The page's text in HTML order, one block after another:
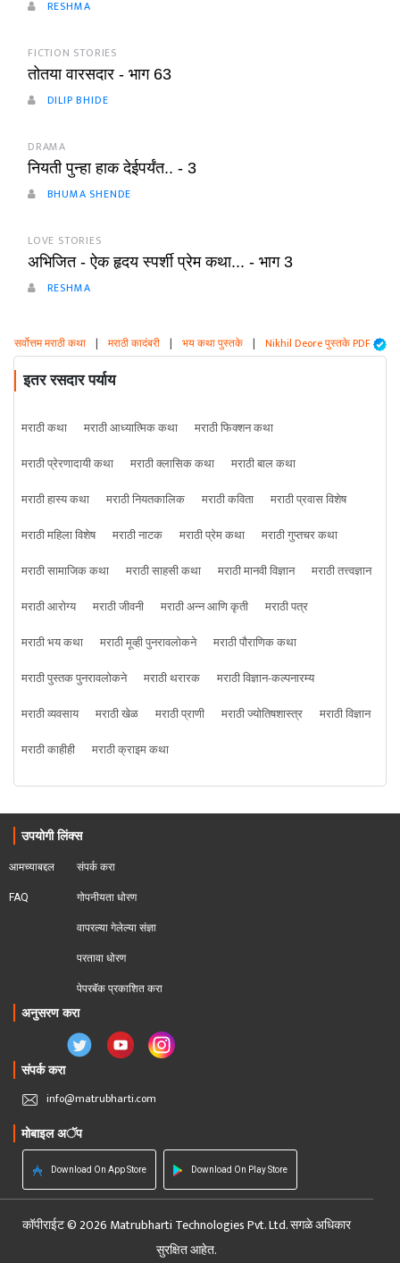
RESHMA
FICTION STORIES
तोतया वारसदार - भाग 63
DILIP BHIDE
DRAMA
नियती पुन्हा हाक देईपर्यंत.. - 3
BHUMA SHENDE
LOVE STORIES
अभिजित - ऐक हृदय स्पर्शी प्रेम कथा... - भाग 3
RESHMA
सर्वोत्तम मराठी कथा | मराठी कादंबरी | भय कथा पुस्तके | Nikhil Deore पुस्तके PDF
इतर रसदार पर्याय
मराठी कथा मराठी आध्यात्मिक कथा
मराठी फिक्शन कथा
मराठी प्रेरणादायी कथा
मराठी क्लासिक कथा
मराठी बाल कथा
मराठी हास्य कथा
मराठी नियतकालिक मराठी कविता
मराठी प्रवास विशेष
मराठी महिला विशेष
मराठी नाटक मराठी प्रेम कथा
मराठी गुप्तचर कथा
मराठी सामाजिक कथा
मराठी साहसी कथा मराठी मानवी विज्ञान
मराठी तत्त्वज्ञान
मराठी आरोग्य
मराठी जीवनी मराठी अन्न आणि कृती
मराठी पत्र
मराठी भय कथा
मराठी मूव्ही पुनरावलोकने
मराठी पौराणिक कथा
मराठी पुस्तक पुनरावलोकने
मराठी थरारक
मराठी विज्ञान-कल्पनारम्य
मराठी व्यवसाय
मराठी खेळ मराठी प्राणी मराठी ज्योतिषशास्त्र
मराठी विज्ञान
मराठी काहीही
मराठी क्राइम कथा
उपयोगी लिंक्स
आमच्याबद्दल
FAQ
संपर्क करा
गोपनीयता धोरण
वापरल्या गेलेल्या संज्ञा
परतावा धोरण
पेपरबॅक प्रकाशित करा
अनुसरण करा
संपर्क करा
info@matrubharti.com
मोबाइल अॅप
Download On App Store Download On Play Store
कॉपीराईट © 2026 Matrubharti Technologies Pvt. Ltd. सगळे अधिकार
सुरक्षित आहेत.